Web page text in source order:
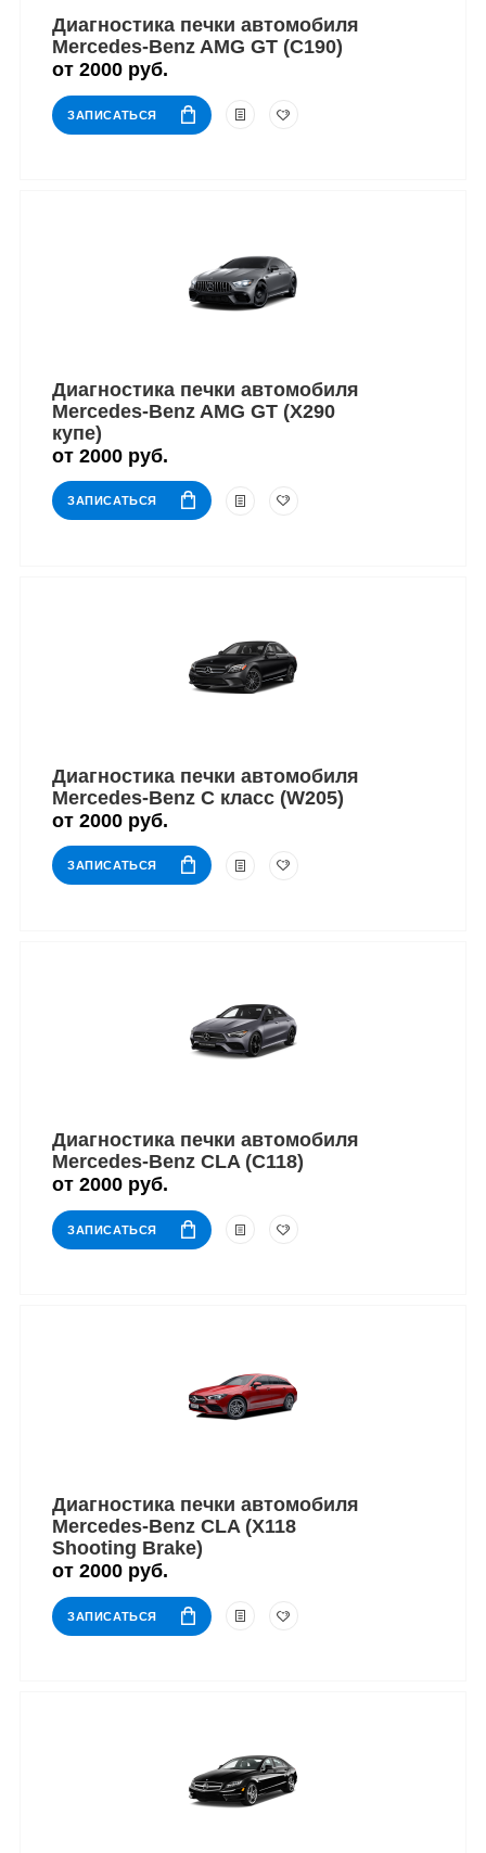
Диагностика печки автомобиля
Mercedes-Benz AMG GT (C190)
от 2000 руб.
ЗАПИСАТЬСЯ
Диагностика печки автомобиля
Mercedes-Benz AMG GT (X290
купе)
от 2000 руб.
ЗАПИСАТЬСЯ
Диагностика печки автомобиля
Mercedes-Benz C класс (W205)
от 2000 руб.
ЗАПИСАТЬСЯ
Диагностика печки автомобиля
Mercedes-Benz CLA (C118)
от 2000 руб.
ЗАПИСАТЬСЯ
Диагностика печки автомобиля
Mercedes-Benz CLA (X118
Shooting Brake)
от 2000 руб.
ЗАПИСАТЬСЯ